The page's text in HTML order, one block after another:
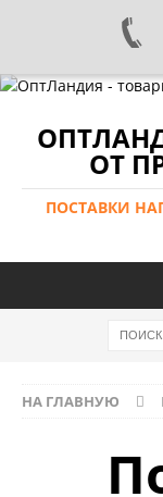
ОТ
ПОСТАВКИ
НА ГЛАВНУЮ